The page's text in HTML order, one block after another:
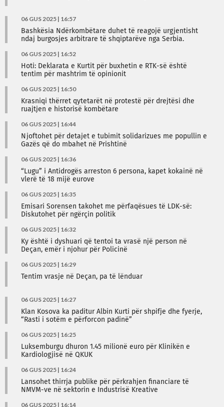
06 GUS 2025 | 16:57
Bashkësia Ndërkombëtare duhet të reagojë urgjentisht
ndaj burgosjes arbitrare të shqiptarëve nga Serbia.
06 GUS 2025 | 16:52
Hoti: Deklarata e Kurtit për buxhetin e RTK-së është
tentim për mashtrim të opinionit
06 GUS 2025 | 16:50
Krasniqi thërret qytetarët në protestë për drejtësi dhe
ruajtjen e historisë kombëtare
06 GUS 2025 | 16:44
Njoftohet për detajet e tubimit solidarizues me popullin e
Gazës që do mbahet në Prishtinë
06 GUS 2025 | 16:36
“Lugu” i Antidrogës arreston 6 persona, kapet kokainë në
vlerë të 18 mijë eurove
06 GUS 2025 | 16:35
Emisari Sorensen takohet me përfaqësues të LDK-së:
Diskutohet për ngërçin politik
06 GUS 2025 | 16:32
Ky është i dyshuari që tentoi ta vrasë një person në
Deçan, emër i njohur për Policinë
06 GUS 2025 | 16:29
Tentim vrasje në Deçan, pa të lënduar
06 GUS 2025 | 16:27
Klan Kosova ka paditur Albin Kurti për shpifje dhe fyerje,
“Rasti i sotëm e përforcon padinë”
06 GUS 2025 | 16:25
Luksemburgu dhuron 1.45 milionë euro për Klinikën e
Kardiologjisë në QKUK
06 GUS 2025 | 16:24
Lansohet thirrja publike për përkrahjen financiare të
NMVM-ve në sektorin e Industrisë Kreative
06 GUS 2025 | 16:14